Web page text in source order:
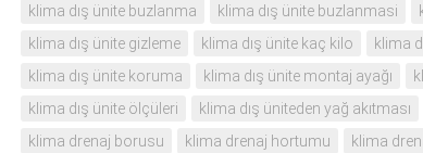
klima dış ünite buzlanma
klima dış ünite buzlanmasi
klima dış ünite gizleme
klima dış ünite kaç kilo klima
klima dış ünite koruma
klima dış ünite montaj ayağı
klima dış ünite ölçüleri
klima dış üniteden yağ akıtması
klima drenaj borusu
klima drenaj hortumu klima